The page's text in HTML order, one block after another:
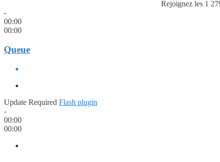
Rejoignez les 1
-
00:00
00:00
Queue
Update Required Flash plugin
-
00:00
00:00